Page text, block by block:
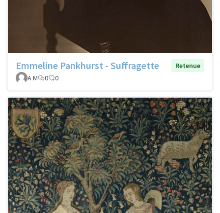
Emmeline Pankhurst - Suffragette
Retenue
A M
0 0